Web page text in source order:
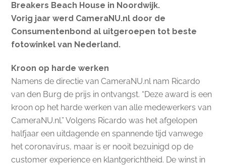
Breakers Beach House in Noordwijk.
Vorig jaar werd CameraNU.nl door de
Consumentenbond al uitgeroepen tot beste
fotowinkel van Nederland.
Kroon op harde werken
Namens de directie van CameraNU.nl nam Ricardo
van den Burg de prijs in ontvangst. “Deze award is een
kroon op het harde werken van alle medewerkers van
CameraNU.nl.” Volgens Ricardo was het afgelopen
halfjaar een uitdagende en spannende tijd vanwege
het coronavirus, maar is er nooit bezuinigd op de
customer experience en klantgerichtheid. De winst in